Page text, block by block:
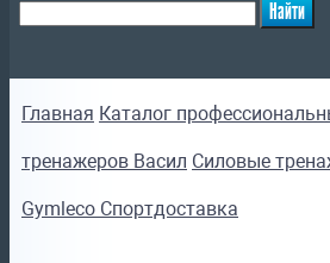
Главная Каталог
тренажеров Васил Силовые
Gymleco Спортдоставка